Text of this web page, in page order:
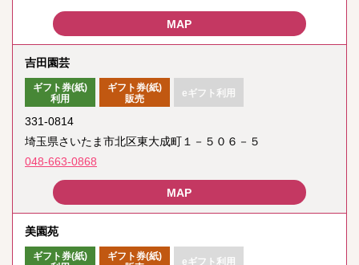
吉田園芸
ギフト券(紙)
利用
ギフト券(紙)
販売
eギフト利用
331-0814
埼玉県さいたま市北区東大成町１－５０６－５
048-663-0868
美園苑
ギフト券(紙)
ギフト券(紙)
eギフト利用